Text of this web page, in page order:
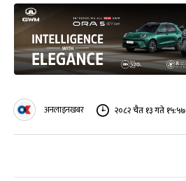
अनलाइनखबर २०८२ चैत १३ गते १५:५७